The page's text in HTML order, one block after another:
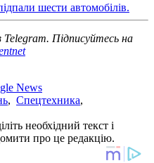
шести автомобілів.
Telegram. Підписуйтесь на
News
, Спецтехника,
необхідний текст і
про це редакцію.